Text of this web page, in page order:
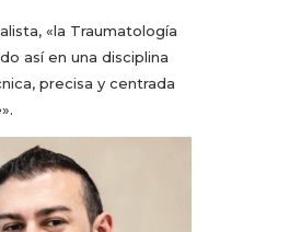
«la Traumatología
así en una disciplina
precisa y centrada